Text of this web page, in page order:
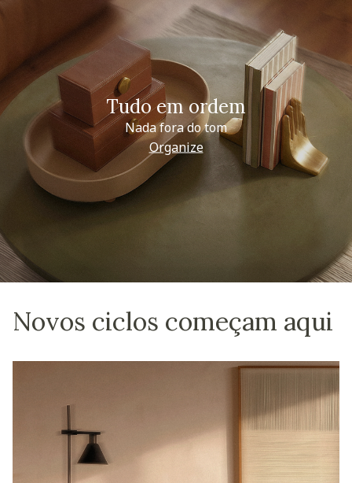
Tudo em ordem
Nada fora do tom
Organize
Novos ciclos começam aqui